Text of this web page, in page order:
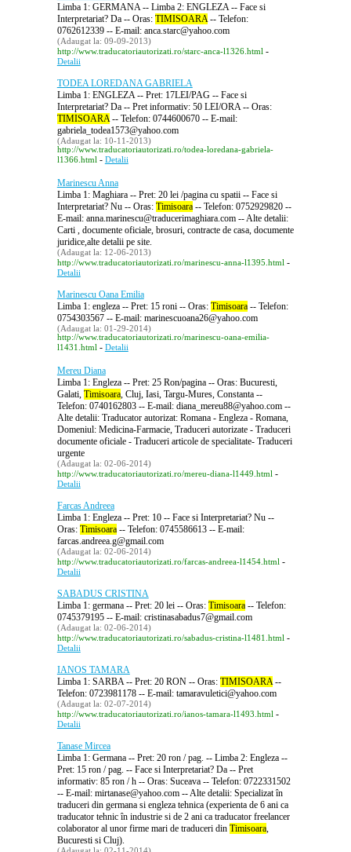
Limba 1: GERMANA -- Limba 2: ENGLEZA -- Face si
Interpretariat? Da -- Oras: TIMISOARA-- Telefon:
0762612339 -- E-mail: anca.starc@yahoo.com
(Adaugat la: 09-09-2013)
http://www.traducatoriautorizati.ro/starc-anca-l1326.html-
Detalii
TODEA LOREDANA GABRIELA
Limba 1: ENGLEZA -- Pret: 17LEI/PAG -- Face si
Interpretariat? Da -- Pret informativ: 50 LEI/ORA -- Oras:
TIMISOARA-- Telefon: 0744600670 -- E-mail:
gabriela_todea1573@yahoo.com
(Adaugat la: 10-11-2013)
http://www.traducatoriautorizati.ro/todea-loredana-gabriela-
l1366.html- Detalii
Marinescu Anna
Limba 1: Maghiara -- Pret: 20 lei /pagina cu spatii -- Face si
Interpretariat? Nu -- Oras: Timisoara-- Telefon: 0752929820 --
E-mail: anna.marinescu@traducerimaghiara.com -- Alte detalii:
Carti , documente oficiale, brosuri, contracte de casa, documente
juridice,alte detalii pe site.
(Adaugat la: 12-06-2013)
http://www.traducatoriautorizati.ro/marinescu-anna-l1395.html-
Detalii
Marinescu Oana Emilia
Limba 1: engleza -- Pret: 15 roni -- Oras: Timisoara-- Telefon:
0754303567 -- E-mail: marinescuoana26@yahoo.com
(Adaugat la: 01-29-2014)
http://www.traducatoriautorizati.ro/marinescu-oana-emilia-
l1431.html- Detalii
Mereu Diana
Limba 1: Engleza -- Pret: 25 Ron/pagina -- Oras: Bucuresti,
Galati, Timisoara, Cluj, Iasi, Targu-Mures, Constanta --
Telefon: 0740162803 -- E-mail: diana_mereu88@yahoo.com --
Alte detalii: Traducator autorizat: Romana - Engleza - Romana,
Domeniul: Medicina-Farmacie, Traduceri autorizate - Traduceri
documente oficiale - Traduceri articole de specialitate- Traduceri
urgente
(Adaugat la: 02-06-2014)
http://www.traducatoriautorizati.ro/mereu-diana-l1449.html-
Detalii
Farcas Andreea
Limba 1: Engleza -- Pret: 10 -- Face si Interpretariat? Nu --
Oras: Timisoara-- Telefon: 0745586613 -- E-mail:
farcas.andreea.g@gmail.com
(Adaugat la: 02-06-2014)
http://www.traducatoriautorizati.ro/farcas-andreea-l1454.html-
Detalii
SABADUS CRISTINA
Limba 1: germana -- Pret: 20 lei -- Oras: Timisoara-- Telefon:
0745379195 -- E-mail: cristinasabadus7@gmail.com
(Adaugat la: 02-06-2014)
http://www.traducatoriautorizati.ro/sabadus-cristina-l1481.html-
Detalii
IANOS TAMARA
Limba 1: SARBA -- Pret: 20 RON -- Oras: TIMISOARA--
Telefon: 0723981178 -- E-mail: tamaravuletici@yahoo.com
(Adaugat la: 02-07-2014)
http://www.traducatoriautorizati.ro/ianos-tamara-l1493.html-
Detalii
Tanase Mircea
Limba 1: Germana -- Pret: 20 ron / pag. -- Limba 2: Engleza --
Pret: 15 ron / pag. -- Face si Interpretariat? Da -- Pret
informativ: 85 ron / h -- Oras: Suceava -- Telefon: 0722331502
-- E-mail: mirtanase@yahoo.com -- Alte detalii: Specializat în
traduceri din germana si engleza tehnica (experienta de 6 ani ca
traducator tehnic în industrie si de 2 ani ca traducator freelancer
colaborator al unor firme mari de traduceri din Timisoara,
Bucuresti si Cluj).